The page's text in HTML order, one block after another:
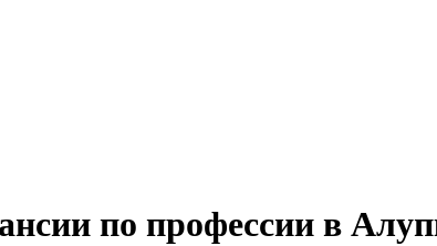
по профессии в